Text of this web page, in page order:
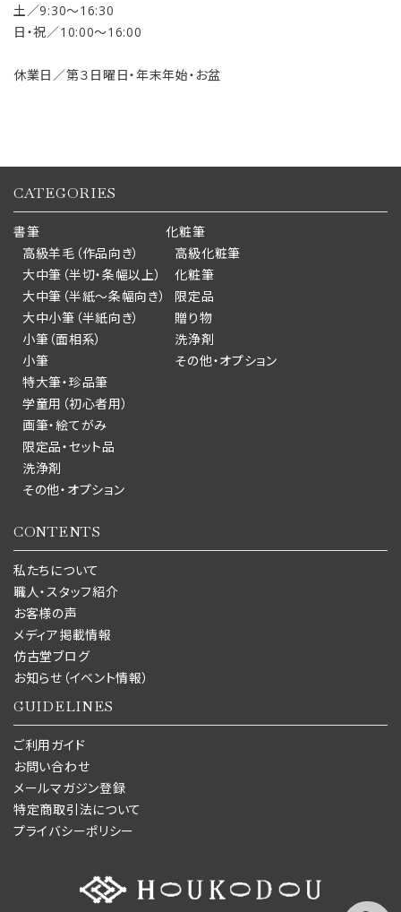
土／9:30〜16:30
日・祝／10:00〜16:00
休業日／第３日曜日・年末年始・お盆
CATEGORIES
書筆
高級羊毛（作品向き）
大中筆（半切・条幅以上）
大中筆（半紙～条幅向き）
大中小筆（半紙向き）
小筆（面相系）
小筆
特大筆・珍品筆
学童用（初心者用）
画筆・絵てがみ
限定品・セット品
洗浄剤
その他・オプション
化粧筆
高級化粧筆
化粧筆
限定品
贈り物
洗浄剤
その他・オプション
CONTENTS
私たちについて
職人・スタッフ紹介
お客様の声
メディア掲載情報
仿古堂ブログ
お知らせ（イベント情報）
GUIDELINES
ご利用ガイド
お問い合わせ
メールマガジン登録
特定商取引法について
プライバシーポリシー